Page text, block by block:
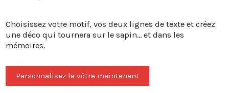
Choisissez votre motif, vos deux lignes de texte et créez
une déco qui tournera sur le sapin… et dans les
mémoires.
Personnalisez le vôtre maintenant